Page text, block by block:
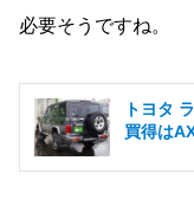
必要そうですね。
トヨタ
買得は